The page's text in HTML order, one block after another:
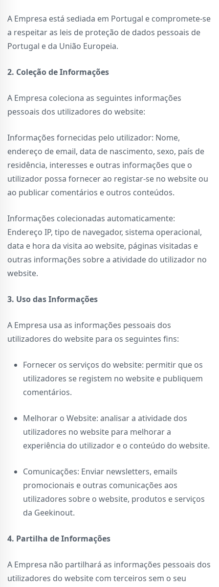
A Empresa está sediada em Portugal e compromete-se
a respeitar as leis de proteção de dados pessoais de
Portugal e da União Europeia.
2. Coleção de Informações
A Empresa coleciona as seguintes informações
pessoais dos utilizadores do website:
Informações fornecidas pelo utilizador: Nome,
endereço de email, data de nascimento, sexo, país de
residência, interesses e outras informações que o
utilizador possa fornecer ao registar-se no website ou
ao publicar comentários e outros conteúdos.
Informações colecionadas automaticamente:
Endereço IP, tipo de navegador, sistema operacional,
data e hora da visita ao website, páginas visitadas e
outras informações sobre a atividade do utilizador no
website.
3. Uso das Informações
A Empresa usa as informações pessoais dos
utilizadores do website para os seguintes fins:
Fornecer os serviços do website: permitir que os
utilizadores se registem no website e publiquem
comentários.
Melhorar o Website: analisar a atividade dos
utilizadores no website para melhorar a
experiência do utilizador e o conteúdo do website.
Comunicações: Enviar newsletters, emails
promocionais e outras comunicações aos
utilizadores sobre o website, produtos e serviços
da Geekinout.
4. Partilha de Informações
A Empresa não partilhará as informações pessoais dos
utilizadores do website com terceiros sem o seu